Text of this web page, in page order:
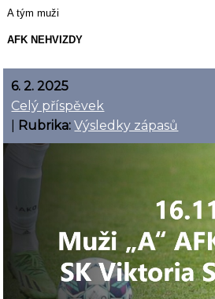
A tým muži
AFK NEHVIZDY
6. 2. 2025
Celý příspěvek
Rubrika: Výsledky zápasů